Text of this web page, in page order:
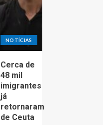
NOTÍCIAS
Cerca de
48 mil
imigrantes
já
retornaram
de Ceuta